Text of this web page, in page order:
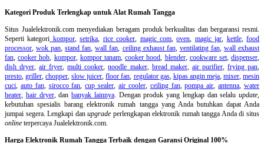
Kategori Produk Terlengkap untuk Alat Rumah Tangga
Situs Jualelektronik.com menyediakan beragam produk berkualitas dan bergaransi resmi.
Seperti kategori kompor,setrika, rice cooker, magic com,oven, magic jar, kettle,food
processor,wok pan,stand fan,wall fan, ceiling exhaust fan, ventilating fan, wall exhaust
fan,cooker hob, kompor, kompor tanam,cooker hood, blender, cookware set,dispenser,
dish dryer,air fryer,multi cooker,noodle maker, bread maker, air purifier, frying pan,
presto,griller,chopper,slow juicer,floor fan, regulator gas, kipas angin meja, mixer,mesin
cuci, auto fan, sirocco fan,cup sealer,air cooler, ceiling fan,pompa air,antenna,water
heater, hair dryer, dan banyak lainnya. Dengan produk yang lengkap dan selalu update,
kebutuhan spesialis barang elektronik rumah tangga yang Anda butuhkan dapat Anda
jumpai segera. Lengkapi danupgrade perlengkapan elektronik rumah tangga Anda di situs
online terpercaya Jualelektronik.com.
Harga Elektronik Rumah Tangga Terbaik dengan Garansi Original 100%